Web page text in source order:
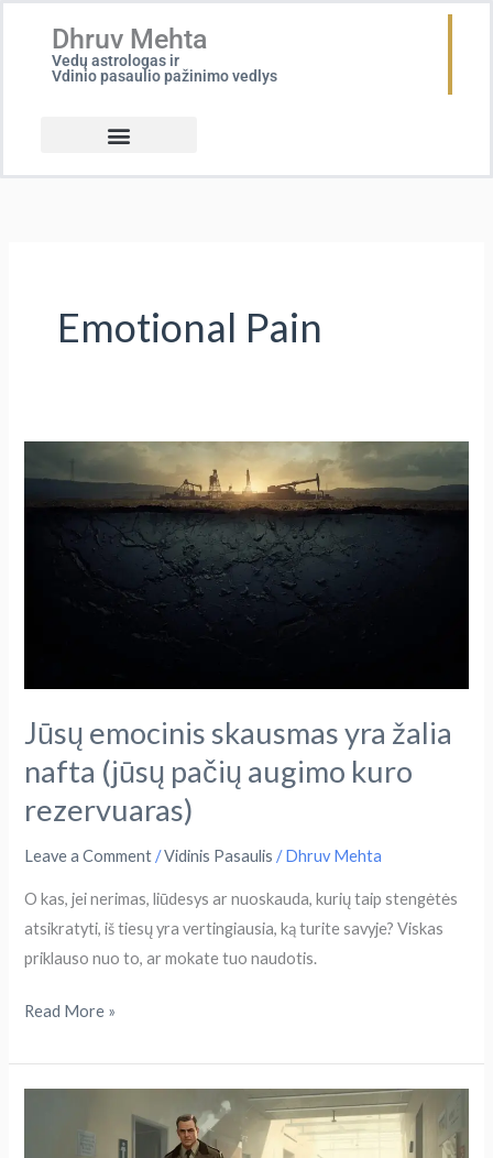
content
Dhruv Mehta
Vedų astrologas ir
Vdinio pasaulio pažinimo vedlys
Emotional Pain
Jūsų emocinis skausmas yra žalia
nafta (jūsų pačių augimo kuro
rezervuaras)
Leave a Comment /Vidinis Pasaulis /Dhruv Mehta
O kas, jei nerimas, liūdesys ar nuoskauda, kurių taip stengėtės
atsikratyti, iš tiesų yra vertingiausia, ką turite savyje? Viskas
priklauso nuo to, ar mokate tuo naudotis.
emocinis
augimo
kuro
rezervuaras)
Read More »